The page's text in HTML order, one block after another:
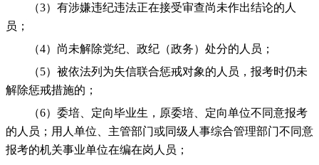
（3）有涉嫌违纪违法正在接受审查尚未作出结论的人
员；
（4）尚未解除党纪、政纪（政务）处分的人员；
（5）被依法列为失信联合惩戒对象的人员，报考时仍未
解除惩戒措施的；
（6）委培、定向毕业生，原委培、定向单位不同意报考
的人员；用人单位、主管部门或同级人事综合管理部门不同意
报考的机关事业单位在编在岗人员；